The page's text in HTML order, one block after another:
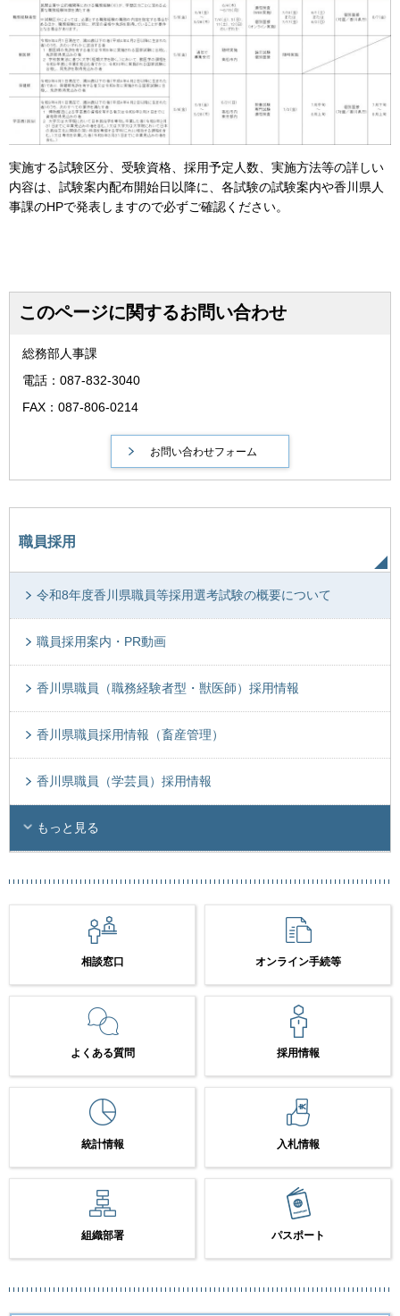
実施する試験区分、受験資格、採用予定人数、実施方法等の詳しい
内容は、試験案内配布開始日以降に、各試験の試験案内や香川県人
事課のHPで発表しますので必ずご確認ください。
このページに関するお問い合わせ
総務部人事課
電話：087-832-3040
FAX：087-806-0214
職員採用
令和8年度香川県職員等採用選考試験の概要について
職員採用案内・PR動画
香川県職員（職務経験者型・獣医師）採用情報
香川県職員採用情報（畜産管理）
香川県職員（学芸員）採用情報
もっと見る
相談窓口 オンライン手続等
よくある質問 採用情報
統計情報 入札情報
組織部署 パスポート